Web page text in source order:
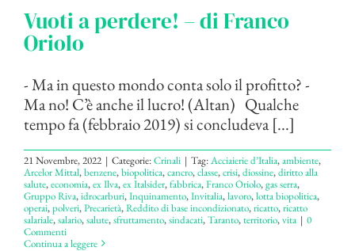
Vuoti a perdere! – di Franco
Oriolo
- Ma in questo mondo conta solo il profitto? -
Ma no! C’è anche il lucro! (Altan) Qualche
tempo fa (febbraio 2019) si concludeva [...]
21 Novembre, 2022 | Categorie:Crinali | Tag:Acciaierie d’Italia,ambiente,
Arcelor Mittal,benzene,biopolitica,cancro,classe,crisi,diossine,diritto alla
salute,economia,ex Ilva,ex Italsider,fabbrica,Franco Oriolo,gas serra,
Gruppo Riva,idrocarburi,Inquinamento,Invitalia,lavoro,lotta biopolitica,
operai,polveri,Precarietà,Reddito di base incondizionato,ricatto,ricatto
salariale,salario,salute,sfruttamento,sindacati,Taranto,territorio,vita | 0
Commenti
Continua a leggere